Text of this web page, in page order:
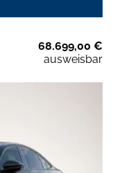
68.699,00 €
ausweisbar